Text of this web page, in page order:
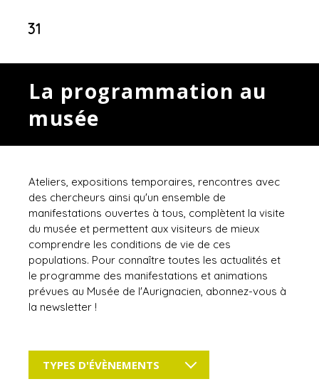
31
La programmation au
musée
Ateliers, expositions temporaires, rencontres avec
des chercheurs ainsi qu'un ensemble de
manifestations ouvertes à tous, complètent la visite
du musée et permettent aux visiteurs de mieux
comprendre les conditions de vie de ces
populations. Pour connaître toutes les actualités et
le programme des manifestations et animations
prévues au Musée de l'Aurignacien, abonnez-vous à
la newsletter !
TYPES D'ÉVÈNEMENTS